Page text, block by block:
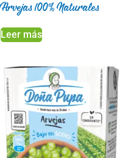
Arvejas 100% Naturales
Leer más